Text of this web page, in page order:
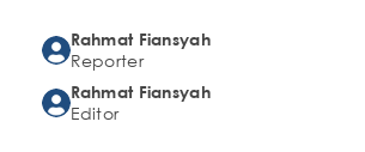
Rahmat Fiansyah
Reporter
Rahmat Fiansyah
Editor